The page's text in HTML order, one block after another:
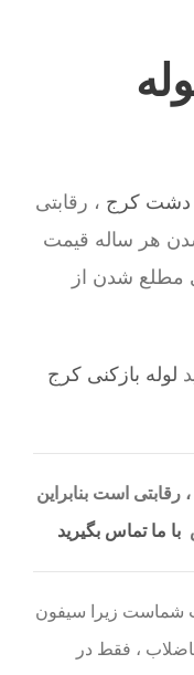
دشت کرج ، رقابتی
هر ساله قیمت
مطلع شدن از
لوله بازکنی کرج
است بنابراین
با ما تماس بگیرید
در خدمت شماست زیرا سیفون
، فقط در